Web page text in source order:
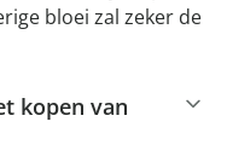
bloei zal zeker de
kopen van